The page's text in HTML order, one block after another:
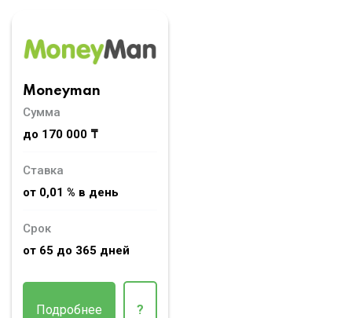
Moneyman
Сумма
до 170 000 ₸
Ставка
от 0,01 % в день
Срок
от 65 до 365 дней
Подробнее ?